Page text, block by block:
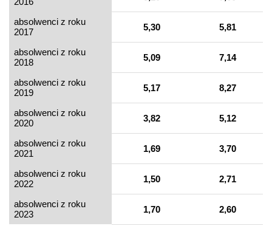
absolwenci z roku
2017
5,30 5,81
absolwenci z roku
2018
5,09 7,14
absolwenci z roku
2019
5,17 8,27
absolwenci z roku
2020
3,82 5,12
absolwenci z roku
2021
1,69 3,70
absolwenci z roku
2022
1,50 2,71
absolwenci z roku
2023
1,70 2,60